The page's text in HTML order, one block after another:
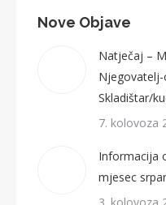
Nove Objave
Natječaj –
Skladištar/
7. kolovoza
Informacija
mjesec